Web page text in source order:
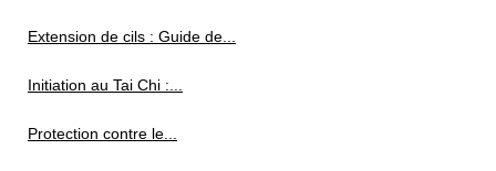
Extension de cils : Guide de...
Initiation au Tai Chi :...
Protection contre le...